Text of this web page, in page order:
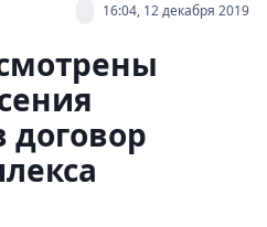
16:04, 12 декабря 2019